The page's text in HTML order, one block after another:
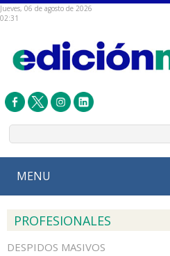
Jueves, 06 de agosto de 2026
02:31
MENU
PROFESIONALES
DESPIDOS MASIVOS